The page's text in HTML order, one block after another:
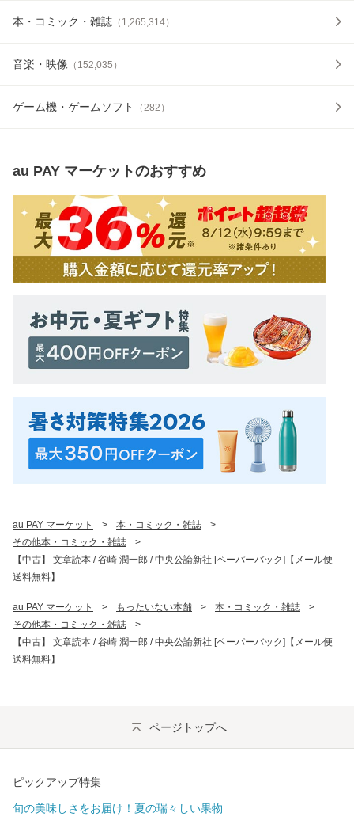
本・コミック・雑誌 （ 1,265,314）
音楽・映像 （ 152,035 ）
ゲーム機・ゲームソフト （282 ）
au PAY マーケットのおすすめ
au PAY マーケット > 本・コミック・雑誌
>
その他本・コミック・雑誌
>
【中古】 文章読本 / 谷崎 潤一郎 / 中央公論新社 [ペーパーバック]【メール便
送料無料】
au PAY マーケット > もったいない本舗 > 本・コミック・雑誌
>
その他本・コミック・雑誌
>
【中古】 文章読本 / 谷崎 潤一郎 / 中央公論新社 [ペーパーバック]【メール便
送料無料】
ページトップへ
ピックアップ特集
旬の美味しさをお届け！夏の瑞々しい果物